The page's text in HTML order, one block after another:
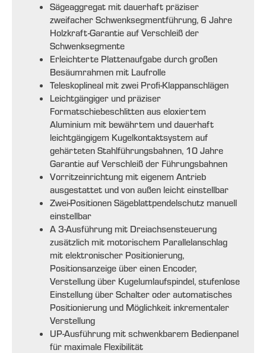
Sägeaggregat mit dauerhaft präziser
zweifacher Schwenksegmentführung, 6 Jahre
Holzkraft-Garantie auf Verschleiß der
Schwenksegmente
Erleichterte Plattenaufgabe durch großen
Besäumrahmen mit Laufrolle
Teleskoplineal mit zwei Profi-Klappanschlägen
Leichtgängiger und präziser
Formatschiebeschlitten aus eloxiertem
Aluminium mit bewährtem und dauerhaft
leichtgängigem Kugelkontaktsystem auf
gehärteten Stahlführungsbahnen, 10 Jahre
Garantie auf Verschleiß der Führungsbahnen
Vorritzeinrichtung mit eigenem Antrieb
ausgestattet und von außen leicht einstellbar
Zwei-Positionen Sägeblattpendelschutz manuell
einstellbar
A 3-Ausführung mit Dreiachsensteuerung
zusätzlich mit motorischem Parallelanschlag
mit elektronischer Positionierung,
Positionsanzeige über einen Encoder,
Verstellung über Kugelumlaufspindel, stufenlose
Einstellung über Schalter oder automatisches
Positionierung und Möglichkeit inkrementaler
Verstellung
UP-Ausführung mit schwenkbarem Bedienpanel
für maximale Flexibilität